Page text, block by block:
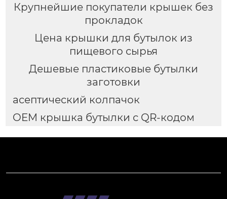
Крупнейшие покупатели крышек без
прокладок
Цена крышки для бутылок из
пищевого сырья
Дешевые пластиковые бутылки
заготовки
асептический колпачок
OEM крышка бутылки с QR-кодом